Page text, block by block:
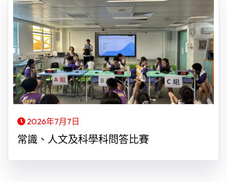
2026年7月7日
常識、人文及科學科問答比賽